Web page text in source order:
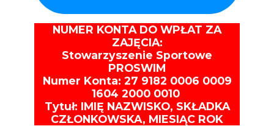
NUMER KONTA DO WPŁAT ZA
ZAJĘCIA:
Stowarzyszenie Sportowe
PROSWIM
Numer Konta: 27 9182 0006 0009
1604 2000 0010
Tytuł: IMIĘ NAZWISKO, SKŁADKA
CZŁONKOWSKA, MIESIĄC ROK